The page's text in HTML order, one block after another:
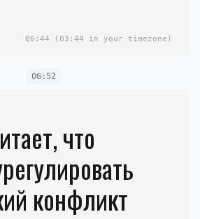
06:44 (03:44 in your timezone)
06:52
что
конфликт